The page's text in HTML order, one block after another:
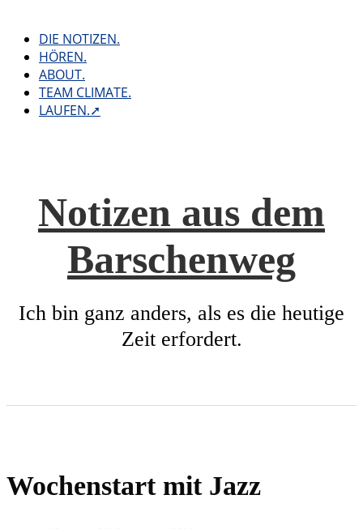
contentDIE NOTIZEN.
HÖREN.
ABOUT.
TEAM CLIMATE.
LAUFEN.➚
Notizen aus dem
Barschenweg
Ich bin ganz anders, als es die heutige
Zeit erfordert.
Wochenstart mit Jazz